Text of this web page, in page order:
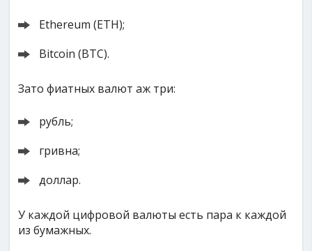
Ethereum (ETH);
Bitcoin (BTC).
Зато фиатных валют аж три:
рубль;
гривна;
доллар.
У каждой цифровой валюты есть пара к каждой
из бумажных.